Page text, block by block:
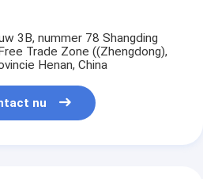
3B, nummer 78 Shangding
Trade Zone ((Zhengdong),
Henan, China
nu